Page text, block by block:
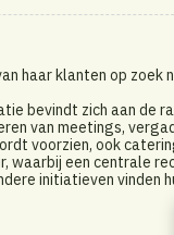
haar klanten op
bevindt zich aan de
van meetings,
voorzien, ook
waarbij een centrale
initiatieven